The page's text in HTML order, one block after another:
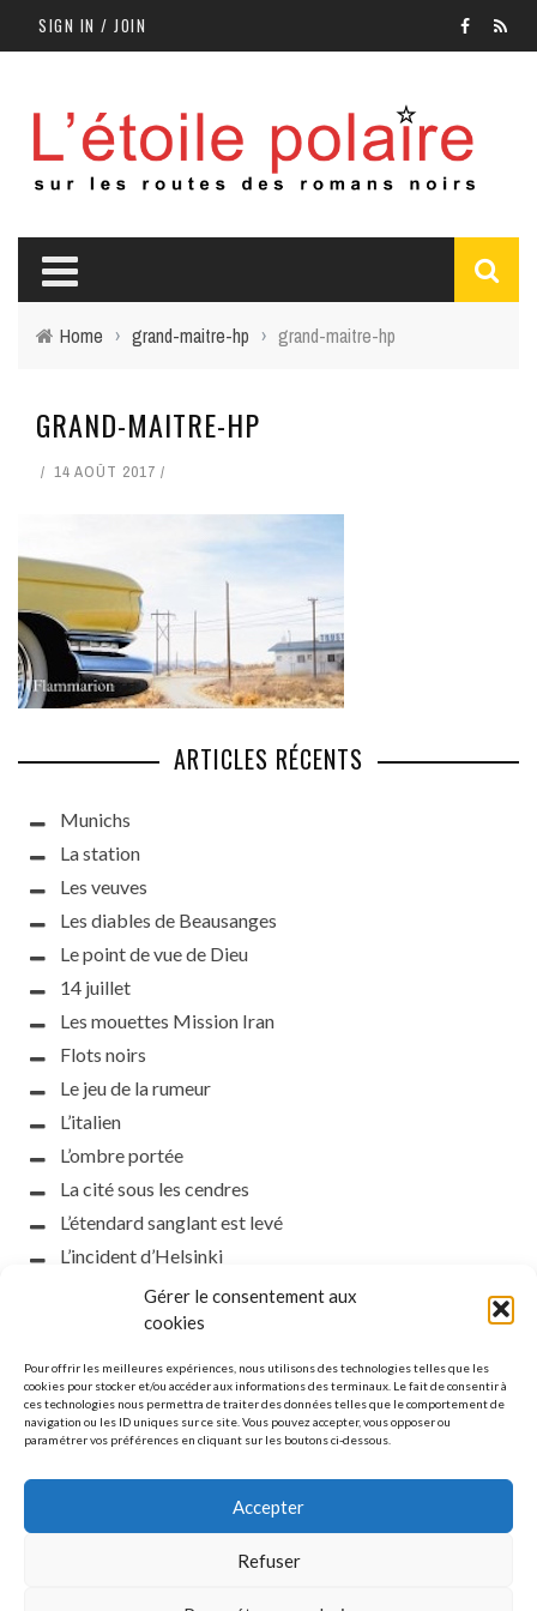
Gérer le consentement aux
cookies
Pour offrir les meilleures expériences, nous utilisons des technologies telles que les
cookies pour stocker et/ou accéder aux informations des terminaux. Le fait de consentir à
ces technologies nous permettra de traiter des données telles que le comportement de
navigation ou les ID uniques sur ce site. Vous pouvez accepter, vous opposer ou
paramétrer vos préférences en cliquant sur les boutons ci-dessous.
Accepter
Refuser
SIGN IN / JOIN
Home › grand-maitre-hp › grand-maitre-hp
GRAND-MAITRE-HP
14 AOÛT 2017
ARTICLES RÉCENTS
Munichs
La station
Les veuves
Les diables de Beausanges
Le point de vue de Dieu
14 juillet
Les mouettes Mission Iran
Flots noirs
Le jeu de la rumeur
L’italien
L’ombre portée
La cité sous les cendres
L’étendard sanglant est levé
L’incident d’Helsinki
la petite fasciste
Toutes les nuances de la nuit
Que s’obscurcissent le soleil et la lumière
Le silence